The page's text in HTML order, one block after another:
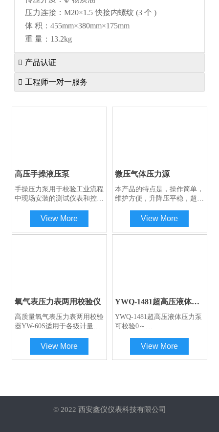
压力连接：M20×1.5 快接内螺纹 (3 个 )
体 积：455mm×380mm×175mm
重 量：13.2kg
 产品认证
 工程师一对一服务
扫码咨询工程师一对一服务
高压手操液压泵
手操压力泵用于校验工业流程
中现场安装的测试仪表和控制
可为测压仪表制造厂校表提供
压力源.凡60Mpa以内的各类
压力变送器,压力传感器以及
View More
微压气体压力源
本产品的特点是，操作简单，
维护方便，升降压平稳，超大
传检定仪表，最小可以控制的
调节细度高。集正负造压于一
体，正负压切换方便，无泄漏
View More
氧气表压力表两用校验仪
高质量氧气表压力表两用校验
器YW-60S适用于各级计量定
法检定普通压力表及其他禁油
类压力表. 本校验器采用手压
操作简便,性能稳定,安全耐用
View More
YWQ-1481超高压液体压
力泵
YWQ-1481超高压液体压力泵
可校验0～
围内压力仪表。
View More
© 2022 西安鑫仪仪表科技有限公司